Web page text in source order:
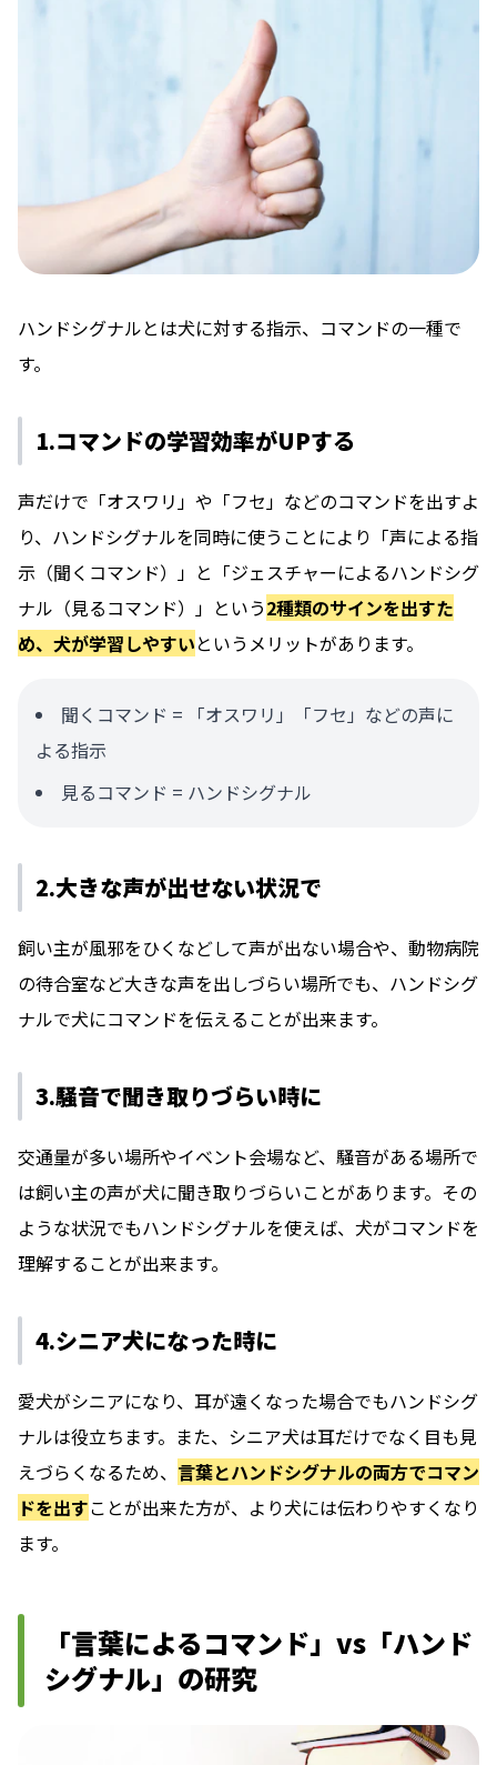
ハンドシグナルとは犬に対する指示、コマンドの一種で
す。
1.コマンドの学習効率がUPする
声だけで「オスワリ」や「フセ」などのコマンドを出すよ
り、ハンドシグナルを同時に使うことにより「声による指
示（聞くコマンド）」と「ジェスチャーによるハンドシグ
ナル（見るコマンド）」という2種類のサインを出すた
め、犬が学習しやすいというメリットがあります。
聞くコマンド = 「オスワリ」「フセ」などの声に
よる指示
見るコマンド = ハンドシグナル
2.大きな声が出せない状況で
飼い主が風邪をひくなどして声が出ない場合や、動物病院
の待合室など大きな声を出しづらい場所でも、ハンドシグ
ナルで犬にコマンドを伝えることが出来ます。
3.騒音で聞き取りづらい時に
交通量が多い場所やイベント会場など、騒音がある場所で
は飼い主の声が犬に聞き取りづらいことがあります。その
ような状況でもハンドシグナルを使えば、犬がコマンドを
理解することが出来ます。
4.シニア犬になった時に
愛犬がシニアになり、耳が遠くなった場合でもハンドシグ
ナルは役立ちます。また、シニア犬は耳だけでなく目も見
えづらくなるため、 言葉とハンドシグナルの両方でコマン
ドを出すことが出来た方が、より犬には伝わりやすくなり
ます。
「言葉によるコマンド」vs「ハンド
シグナル」の研究